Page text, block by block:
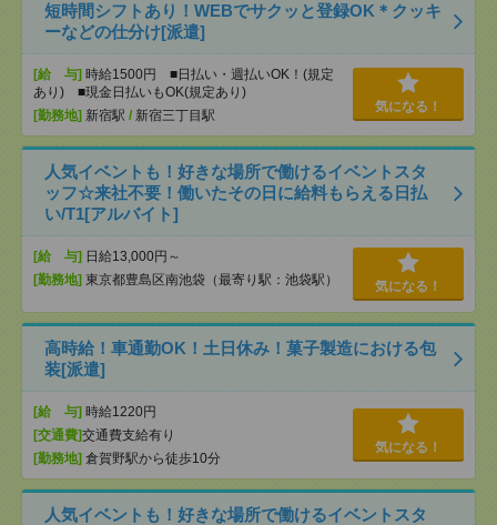
短時間シフトあり！WEBでサクッと登録OK＊クッキ
ーなどの仕分け[派遣]
[給 与] 時給1500円 ■日払い・週払いOK！(規定
あり) ■現金日払いもOK(規定あり)
[勤務地] 新宿駅 / 新宿三丁目駅
気になる！
人気イベントも！好きな場所で働けるイベントスタ
ッフ☆来社不要！働いたその日に給料もらえる日払
い/T1[アルバイト]
[給 与] 日給13,000円～
[勤務地] 東京都豊島区南池袋（最寄り駅：池袋駅） 気になる！
高時給！車通勤OK！土日休み！菓子製造における包
装[派遣]
[給 与] 時給1220円
[交通費]交通費支給有り
[勤務地] 倉賀野駅から徒歩10分
気になる！
人気イベントも！好きな場所で働けるイベントスタ